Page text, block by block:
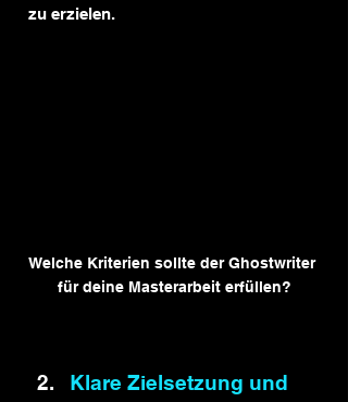
zu erzielen.
Welche Kriterien sollte der Ghostwriter
für deine Masterarbeit erfüllen?
Klare Zielsetzung und